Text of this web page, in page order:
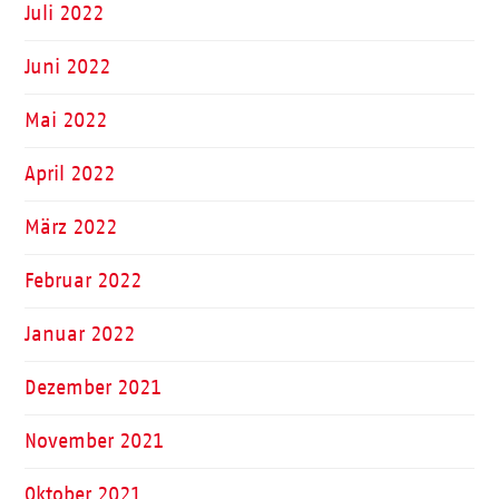
Juli 2022
Juni 2022
Mai 2022
April 2022
März 2022
Februar 2022
Januar 2022
Dezember 2021
November 2021